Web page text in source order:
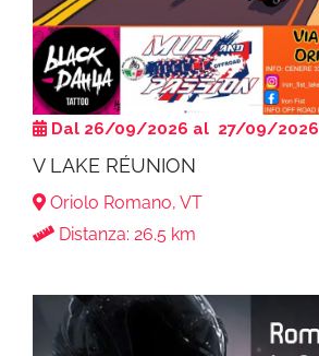
Dal 26/09/2026 al 27/09/2026
V LAKE RÉUNION
Oriolo Romano, VT
Distanza: 26.5 km